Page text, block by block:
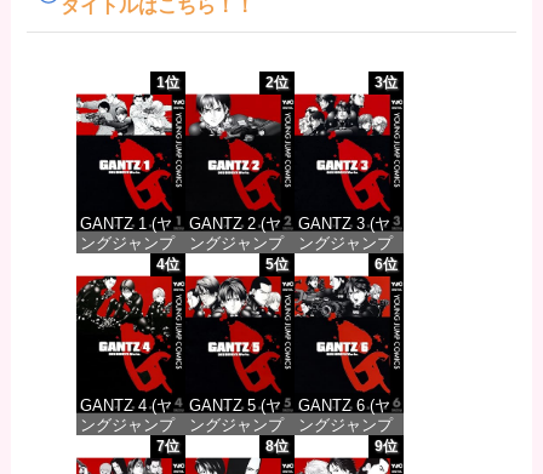
タイトルはこちら！！
1位
GANTZ 1 (ヤ
ングジャンプ
コミックス
DIGITAL)
価格：¥100
2位
GANTZ 2 (ヤ
ングジャンプ
コミックス
DIGITAL)
価格：¥100
3位
GANTZ 3 (ヤ
ングジャンプ
コミックス
DIGITAL)
価格：¥100
4位
GANTZ 4 (ヤ
ングジャンプ
コミックス
DIGITAL)
5位
GANTZ 5 (ヤ
ングジャンプ
コミックス
DIGITAL)
6位
GANTZ 6 (ヤ
ングジャンプ
コミックス
DIGITAL)
7位 8位 9位